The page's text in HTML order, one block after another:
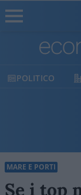
MARE E PORTI
Se i top